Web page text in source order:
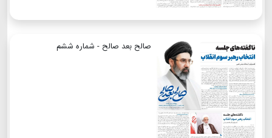
صالح بعد صالح - شماره ششم